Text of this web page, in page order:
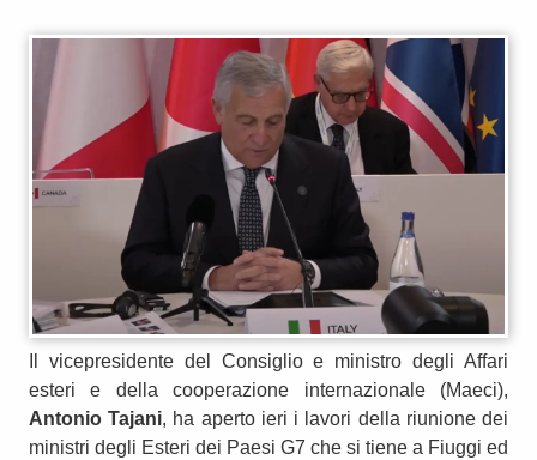
Il vicepresidente del Consiglio e ministro degli Affari
esteri e della cooperazione internazionale (Maeci),
Antonio Tajani, ha aperto ieri i lavori della riunione dei
ministri degli Esteri dei Paesi G7 che si tiene a Fiuggi ed